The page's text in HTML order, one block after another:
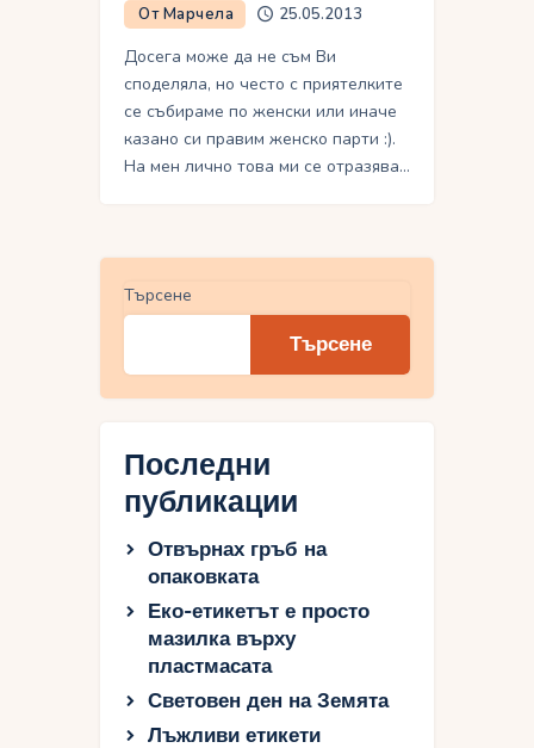
От Марчела 25.05.2013
Досега може да не съм Ви
споделяла, но често с приятелките
се събираме по женски или иначе
казано си правим женско парти :).
На мен лично това ми се отразява…
Търсене
Търсене
Последни
публикации
Отвърнах гръб на
опаковката
Еко-етикетът е просто
мазилка върху
пластмасата
Световен ден на Земята
Лъжливи етикети